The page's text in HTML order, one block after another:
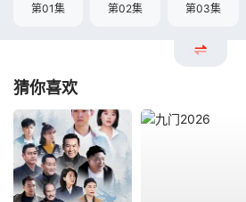
第01集 第02集 第03集
猜你喜欢